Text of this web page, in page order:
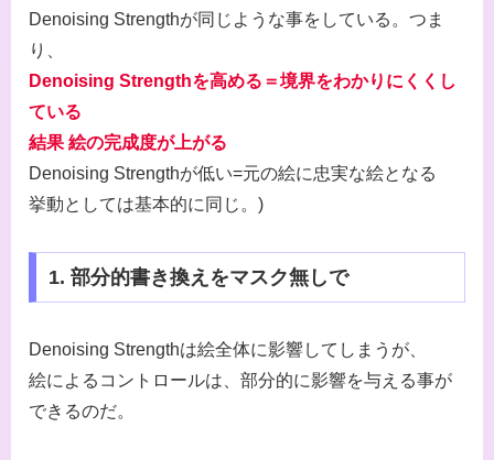
Denoising Strengthが同じような事をしている。つま
り、
Denoising Strengthを高める＝境界をわかりにくくし
ている
結果 絵の完成度が上がる
Denoising Strengthが低い=元の絵に忠実な絵となる
挙動としては基本的に同じ。)
1. 部分的書き換えをマスク無しで
Denoising Strengthは絵全体に影響してしまうが、
絵によるコントロールは、部分的に影響を与える事が
できるのだ。